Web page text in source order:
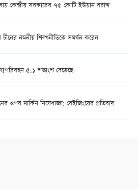
কেন্দ্রীয় সরকারের ৭৫ কোটি ইউয়ান বরাদ্দ
নমনীয় শিল্পনীতিকে সমর্থন করেন
৫.১ শতাংশ বেড়েছে
ওপর মার্কিন নিষেধাজ্ঞা: বেইজিংয়ের প্রতিবাদ